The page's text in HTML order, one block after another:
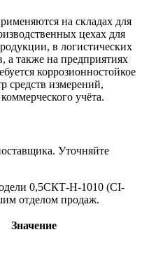
на складах для
цехах для
в логистических
а также на предприятиях
коррозионностойкое
средств измерений,
учёта.
Уточняйте
0,5СКТ-Н-1010 (CI-
отделом продаж.
Значение